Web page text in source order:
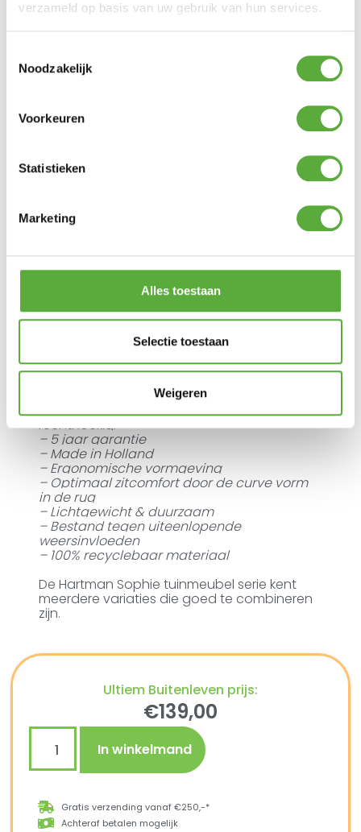
verzameld op basis van uw gebruik van hun services.
Noodzakelijk
Voorkeuren
Statistieken
Marketing
Alles toestaan
Selectie toestaan
Weigeren
De Hartman Sophie Element Dining Tuinstoel
is een kuipstoel dat bestaat uit een
aluminium onderstel met daarop een kuip
van hoogwaardige kwaliteit kunststof.
Dankzij het ontwerp, Curved Technology
wordt er een zeer comfortabele zit ervaren.
Element kenmerkt zich door haar strakke
belijning. De aluminium poot is namelijk
rechthoekig.
– 5 jaar garantie
– Made in Holland
– Ergonomische vormgeving
– Optimaal zitcomfort door de curve vorm
in de rug
– Lichtgewicht & duurzaam
– Bestand tegen uiteenlopende
weersinvloeden
– 100% recyclebaar materiaal
De Hartman Sophie tuinmeubel serie kent
meerdere variaties die goed te combineren
zijn.
Ultiem Buitenleven prijs:
€139,00
In winkelmand
Gratis verzending vanaf €250,-*
Achteraf betalen mogelijk